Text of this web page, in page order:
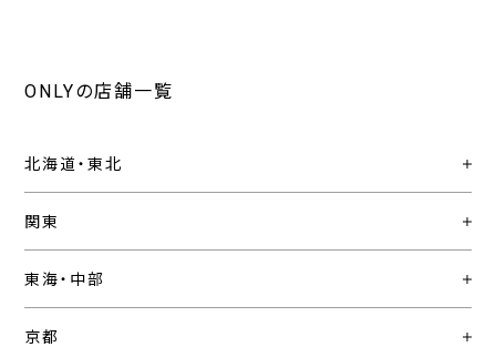
ONLYの店舗一覧
北海道・東北
関東
東海・中部
京都